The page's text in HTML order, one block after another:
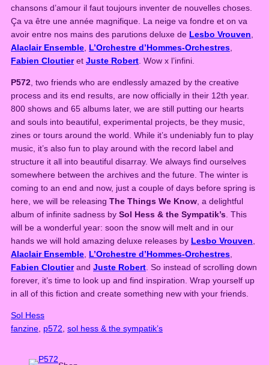
chansons d’amour il faut toujours inventer de nouvelles choses.
Ça va être une année magnifique. La neige va fondre et on va
avoir entre nos mains des parutions deluxe de Lesbo Vrouven
Alaclair Ensemble L’Orchestre d’Hommes-Orchestres
Fabien Cloutieret Juste Robert . Wow x l’infini.
P572 , two friends who are endlessly amazed by the creative
process and its end results, are now officially in their 12th year.
800 shows and 65 albums later, we are still putting our hearts
and souls into beautiful, experimental projects, be they music,
zines or tours around the world. While it’s undeniably fun to play
music, it’s also fun to play around with the record label and
structure it all into beautiful disarray. We always find ourselves
somewhere between the archives and the future. The winter is
coming to an end and now, just a couple of days before spring is
here, we will be releasing The Things We Know , a delightful
album of infinite sadness by Sol Hess & the Sympatik’s . This
will be a wonderful year: soon the snow will melt and in our
hands we will hold amazing deluxe releases by Lesbo Vrouven
Alaclair Ensemble L’Orchestre d’Hommes-Orchestres
Fabien Cloutierand Juste Robert . So instead of scrolling down
forever, it’s time to look up and find inspiration. Wrap yourself up
in all of this fiction and create something new with your friends.
Sol Hess
fanzine p572 sol hess & the sympatik’s